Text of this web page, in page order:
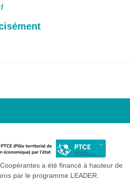
Coopérantes a été financé à hauteur de
par le programme LEADER.